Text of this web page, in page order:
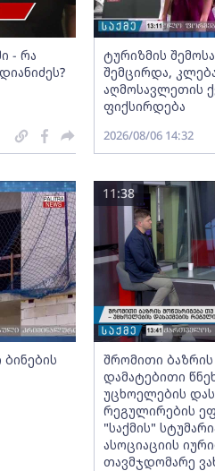
- რა
ტურიზმის
შემცირდა,
აღმოსავლეთის
ფიქსირდება
2026/08/06 14:32
შრომითი
დამატებითი
უცხოელების
რეგულირების
"საქმის"
ასოციაციის
თავმჯდომარე
11:38